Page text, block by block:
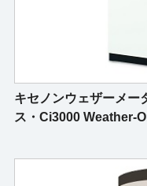
キセノンウェザーメー
ス・Ci3000 Weather-